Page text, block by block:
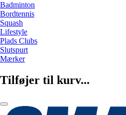
Badminton
Bordtennis
Squash
Lifestyle
Plads Clubs
Slutspurt
Mærker
Tilføjer til kurv...